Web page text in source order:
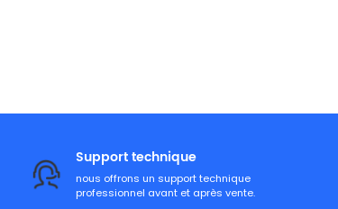
Support technique
nous offrons un support technique
professionnel avant et après vente.